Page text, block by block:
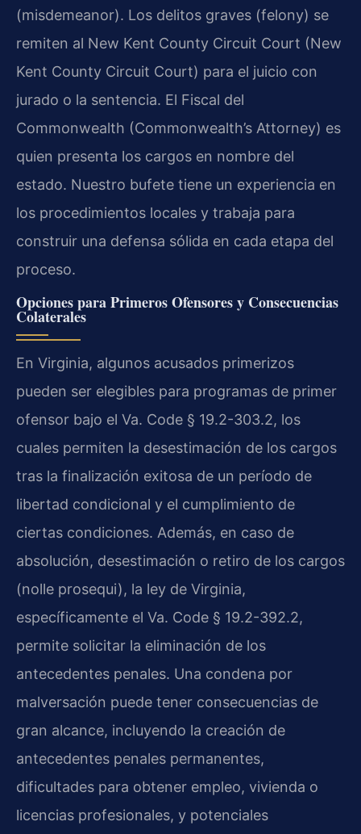
(misdemeanor). Los delitos graves (felony) se
remiten al New Kent County Circuit Court (New
Kent County Circuit Court) para el juicio con
jurado o la sentencia. El Fiscal del
Commonwealth (Commonwealth’s Attorney) es
quien presenta los cargos en nombre del
estado. Nuestro bufete tiene un experiencia en
los procedimientos locales y trabaja para
construir una defensa sólida en cada etapa del
proceso.
Opciones para Primeros Ofensores y Consecuencias
Colaterales
En Virginia, algunos acusados primerizos
pueden ser elegibles para programas de primer
ofensor bajo el Va. Code § 19.2-303.2, los
cuales permiten la desestimación de los cargos
tras la finalización exitosa de un período de
libertad condicional y el cumplimiento de
ciertas condiciones. Además, en caso de
absolución, desestimación o retiro de los cargos
(nolle prosequi), la ley de Virginia,
específicamente el Va. Code § 19.2-392.2,
permite solicitar la eliminación de los
antecedentes penales. Una condena por
malversación puede tener consecuencias de
gran alcance, incluyendo la creación de
antecedentes penales permanentes,
dificultades para obtener empleo, vivienda o
licencias profesionales, y potenciales